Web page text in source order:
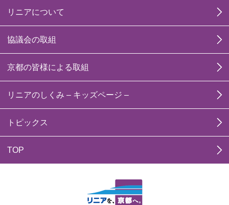
リニアについて
協議会の取組
京都の皆様による取組
リニアのしくみ – キッズページ –
トピックス
TOP